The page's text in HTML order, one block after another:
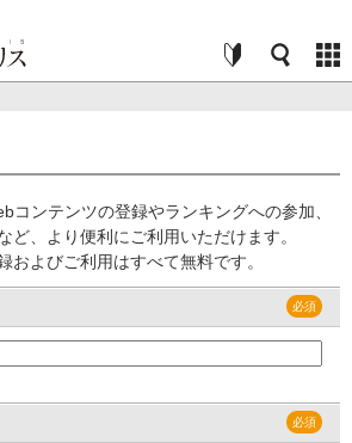
コンテンツの登録やランキングへの参加、
ど、より便利にご利用いただけます。
およびご利用はすべて無料です。